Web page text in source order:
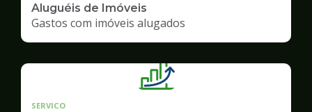
Aluguéis de Imóveis
Gastos com imóveis alugados
SERVICO